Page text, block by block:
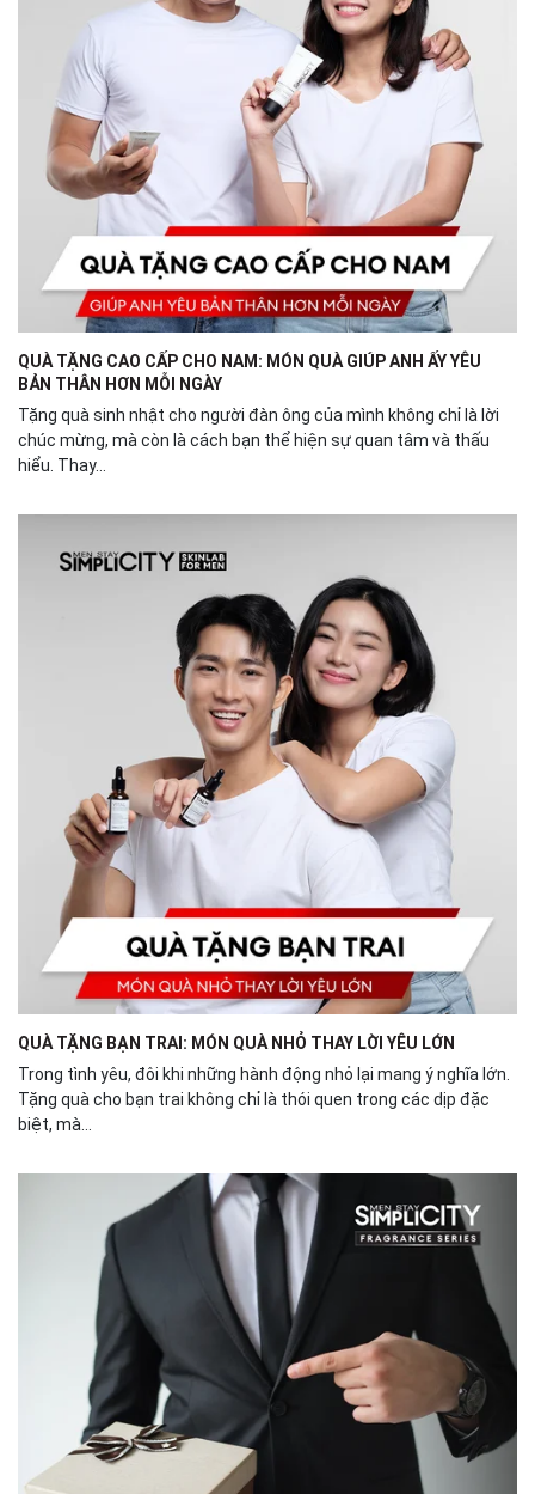
QUÀ TẶNG CAO CẤP CHO NAM: MÓN QUÀ GIÚP ANH ẤY YÊU
BẢN THÂN HƠN MỖI NGÀY
Tặng quà sinh nhật cho người đàn ông của mình không chỉ là lời
chúc mừng, mà còn là cách bạn thể hiện sự quan tâm và thấu
hiểu. Thay...
QUÀ TẶNG BẠN TRAI: MÓN QUÀ NHỎ THAY LỜI YÊU LỚN
Trong tình yêu, đôi khi những hành động nhỏ lại mang ý nghĩa lớn.
Tặng quà cho bạn trai không chỉ là thói quen trong các dịp đặc
biệt, mà...